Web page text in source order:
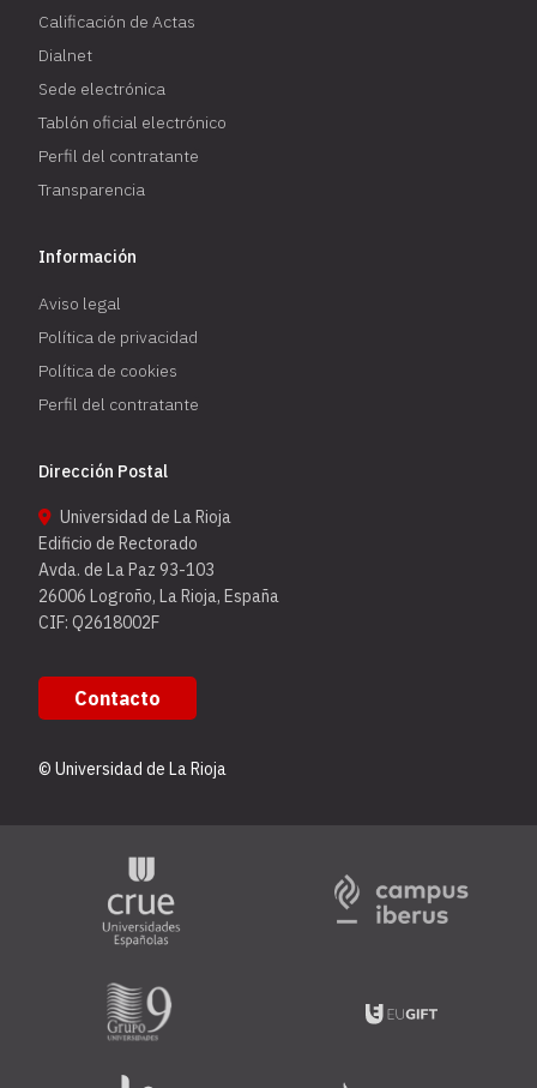
Calificación de Actas
Dialnet
Sede electrónica
Tablón oficial electrónico
Perfil del contratante
Transparencia
Información
Aviso legal
Política de privacidad
Política de cookies
Perfil del contratante
Dirección Postal
Universidad de La Rioja
Edificio de Rectorado
Avda. de La Paz 93-103
26006 Logroño, La Rioja, España
CIF: Q2618002F
Contacto
© Universidad de La Rioja